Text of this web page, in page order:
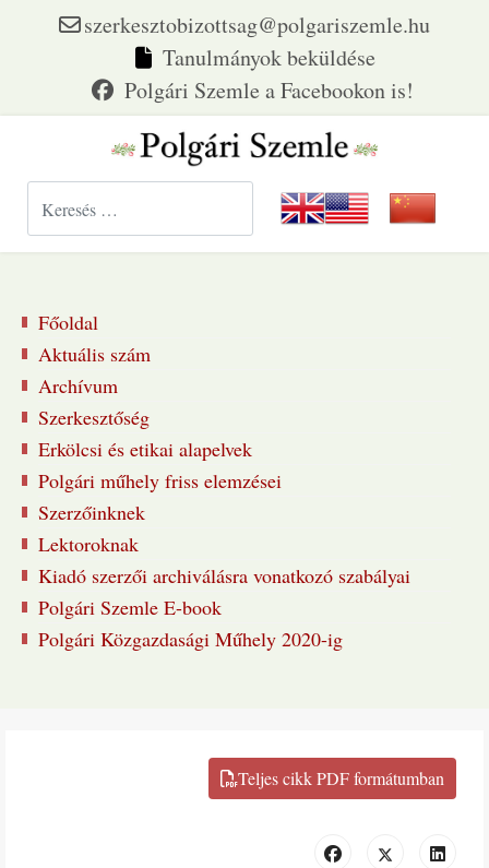
szerkesztobizottsag@polgariszemle.hu
Tanulmányok beküldése
Főoldal
Aktuális szám
Archívum
Szerkesztőség
Erkölcsi és etikai alapelvek
Polgári műhely friss elemzései
Szerzőinknek
Lektoroknak
Kiadó szerzői archiválásra vonatkozó szabályai
Polgári Szemle E-book
Polgári Közgazdasági Műhely 2020-ig